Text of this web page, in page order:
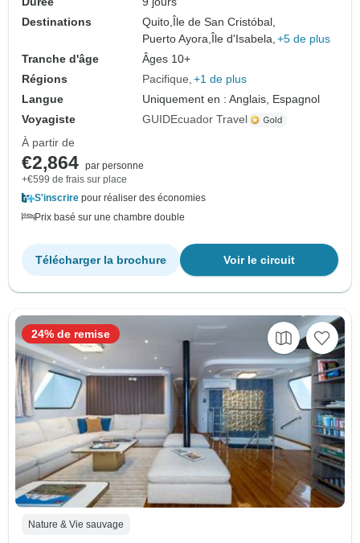
Destinations
Quito,Île de San Cristóbal,
Puerto Ayora,Île d'Isabela, +5 de plus
Tranche d'âge
Âges 10+
Régions
Pacifique +1 de plus
Langue
Uniquement en : Anglais, Espagnol
Voyagiste
GUIDEcuador Travel
À partir de
€2,864 par personne
+€599 de frais sur place
S'inscrire pour réaliser des économies
Prix basé sur une chambre double
Voir le circuit
Télécharger la brochure
Nature & Vie sauvage
24% de remise